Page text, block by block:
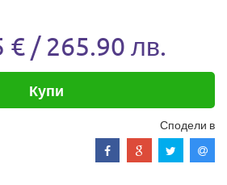
€ / 265.90 лв.
Купи
Сподели в